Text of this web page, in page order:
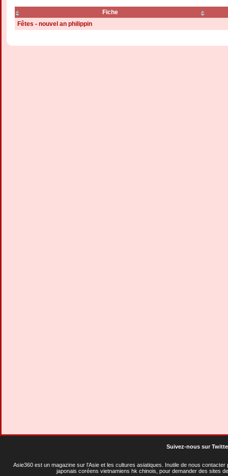
Fiche
Fêtes - nouvel an philippin
Suivez-nous sur
Asie360 est un magazine sur l'Asie et les cultures asiatiques . Inutile de nous
japonais coréens vietnamiens hk chinois, pour demander des sites